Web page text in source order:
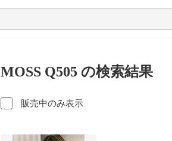
MOSS Q505 の検索結果
販売中のみ表示